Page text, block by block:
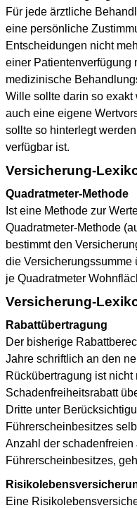
Für jede ärztliche
eine persönliche
Entscheidungen nicht
einer Patientenverfügung
medizinische
Wille sollte darin so exakt
auch eine eigene
sollte so hinterlegt
verfügbar ist.
Versicherung-
Quadratmeter-Methode
Ist eine Methode zur
Quadratmeter-Methode
bestimmt den
die Versicherungssumme
je Quadratmeter
Versicherung-
Rabattübertragung
Der bisherige
Jahre schriftlich an den
Rückübertragung ist
Schadenfreiheitsrabatt
Dritte unter
Führerscheinbesitzes
Anzahl der
Führerscheinbesitzes,
Eine